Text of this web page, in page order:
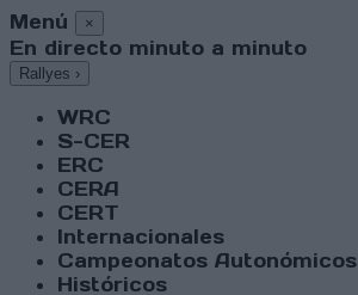
Menú ×
En directo minuto a minuto
Rallyes ›
WRC
S-CER
ERC
CERA
CERT
Internacionales
Campeonatos Autonómicos
Históricos